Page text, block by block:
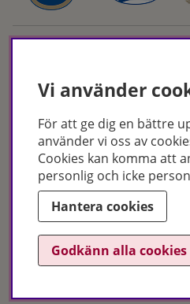
Hudoteket erbjuder ett noga utvalt
makeup – både online och i butik. Med
utbildade hudterapeuter hjälper vi dig
behandlingar för just dina behov.
besök oss i Jönköping och Malmö.
Copyright © Hudoteket 2025
Vi använder
För att ge dig en bättre
använder vi oss av
Cookies kan komma att
personlig och icke
Hantera cookies
Godkänn alla cookies